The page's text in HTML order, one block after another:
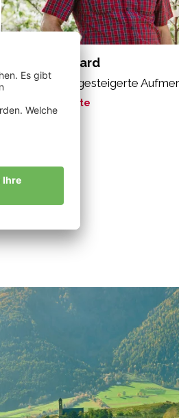
Zischg Reinhard
„Bio bedeutet gesteigerte
Meine Geschichte